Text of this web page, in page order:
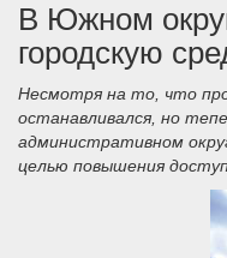
В Южном
городскую
Несмотря на то, что
останавливался, но
административном
целью повышения